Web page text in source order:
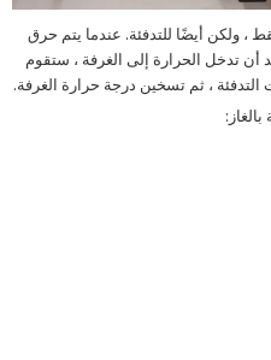
، ولكن أيضًا للتدفئة. عندما يتم حرق
أن تدخل الحرارة إلى الغرفة ، ستقوم
التدفئة ، ثم تسخين درجة حرارة الغرفة.